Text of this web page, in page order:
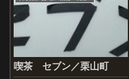
喫茶 セブン／栗山町